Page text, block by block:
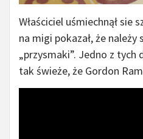
Właściciel uśmiechnął sie
na migi pokazał, że
„przysmaki”. Jedno z tych
tak świeże, że Gordon